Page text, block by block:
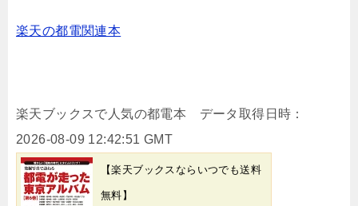
楽天の都電関連本
楽天ブックスで人気の都電本 データ取得日時：
2026-08-09 12:42:51 GMT
【楽天ブックスならいつでも送料
無料】